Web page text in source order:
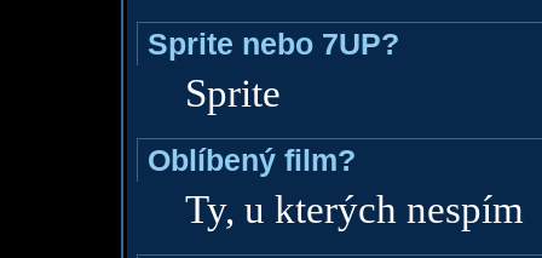
Sprite nebo 7UP?
Sprite
Oblíbený film?
Ty, u kterých nespím